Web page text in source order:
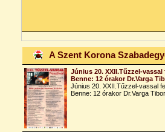
A Szent Korona
Június 20. XXII.Tűzzel-
Benne: 12 órakor Dr.Varga
Június 20. XXII.Tűzzel-vassal
Benne: 12 órakor Dr.Varga Tibor